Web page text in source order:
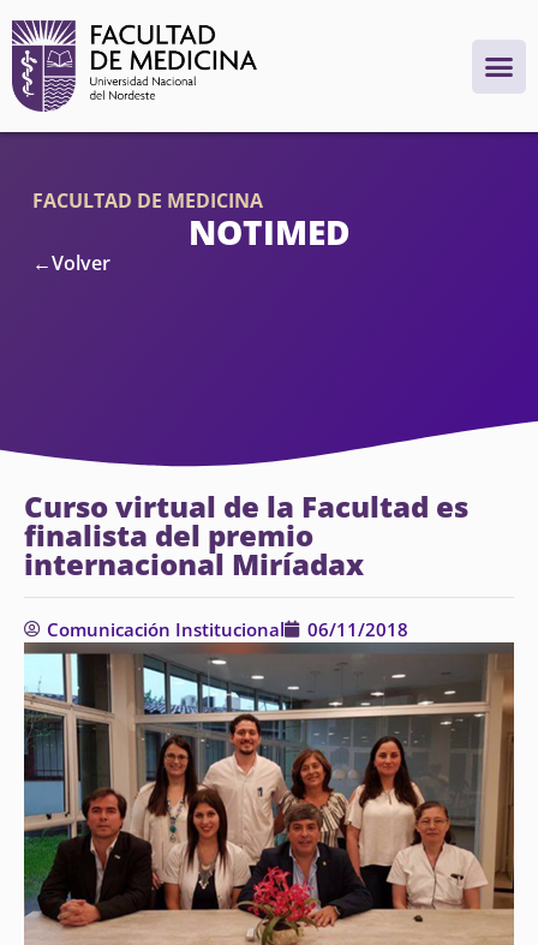
FACULTAD DE MEDICINA
NOTIMED
←Volver
Curso virtual de la Facultad es
finalista del premio
internacional Miríadax
Comunicación Institucional 06/11/2018